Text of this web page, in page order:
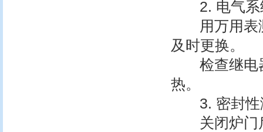
2. 电气系
用万用表测
及时更换。
检查继电器
热。
3. 密封性
关闭炉门后